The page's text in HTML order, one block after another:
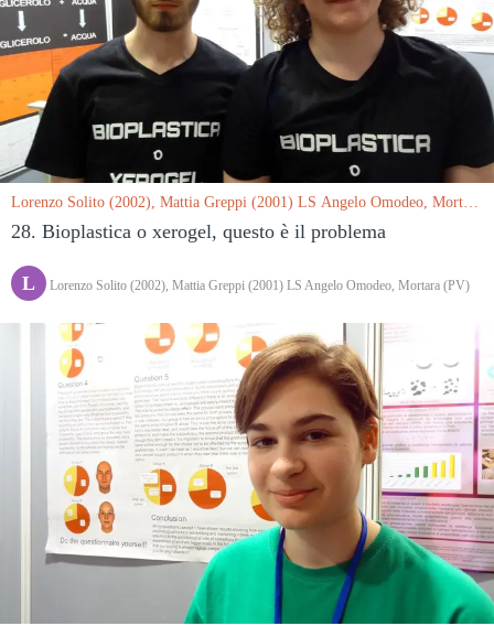
Lorenzo Solito (2002), Mattia Greppi (2001) LS Angelo Omodeo, Mortara
28. Bioplastica o xerogel, questo è il problema
L Lorenzo Solito (2002), Mattia Greppi (2001) LS Angelo Omodeo, Mortara (PV)